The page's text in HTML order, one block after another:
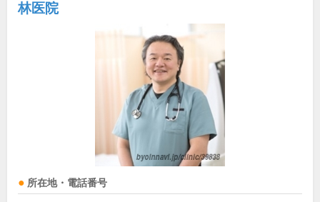
林医院
所在地・電話番号